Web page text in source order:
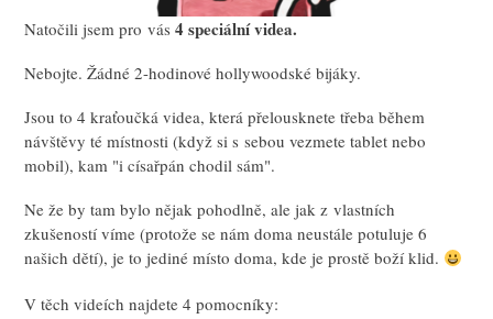
Natočili jsem pro vás4 speciální videa.
Nebojte. Žádné 2-hodinové hollywoodské bijáky.
Jsou to 4 kraťoučká videa, která přelousknete třeba během
návštěvy té místnosti (když si s sebou vezmete tablet nebo
mobil), kam "i císařpán chodil sám".
Ne že by tam bylo nějak pohodlně, ale jak z vlastních
zkušeností víme (protože se nám doma neustále potuluje 6
našich dětí), je to jediné místo doma, kde je prostě boží klid.
V těch videích najdete 4 pomocníky: